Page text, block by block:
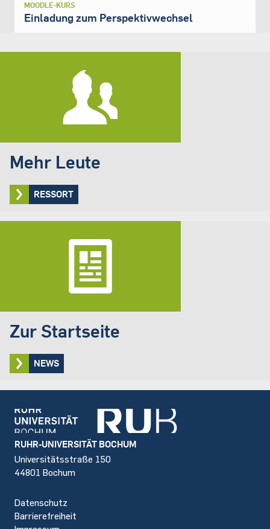
MOODLE-KURS
Einladung zum Perspektivwechsel
Mehr Leute
RESSORT
Zur Startseite
NEWS
Footer
RUHR-UNIVERSITÄT BOCHUM
Universitätsstraße 150
44801 Bochum
Datenschutz
Barrierefreiheit